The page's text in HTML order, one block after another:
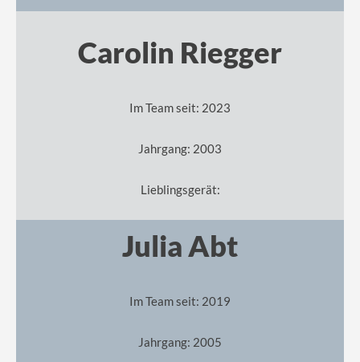
Carolin Riegger
Im Team seit: 2023
Jahrgang: 2003
Lieblingsgerät:
Julia Abt
Im Team seit: 2019
Jahrgang: 2005